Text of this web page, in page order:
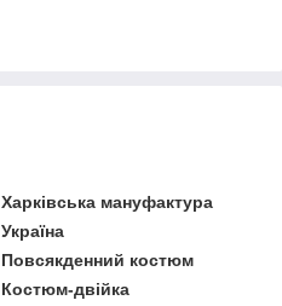
Харківська мануфактура
Україна
Повсякденний костюм
Костюм-двійка